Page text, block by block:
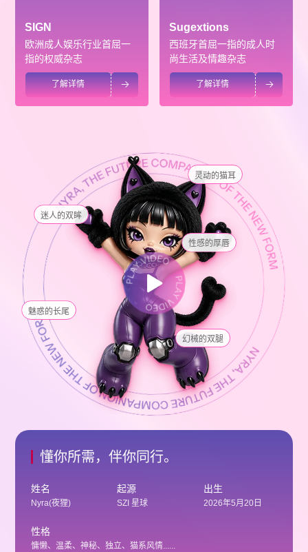
SIGN
欧洲成人娱乐行业首屈一
指的权威杂志
了解详情 
Sugextions
西班牙首屈一指的成人时
尚生活及情趣杂志
了解详情 
灵动的猫耳
迷人的双眸
性感的厚唇
魅惑的长尾
幻械的双腿

懂你所需，伴你同行。
姓名
Nyra(夜狸)
起源
SZI 星球
出生
2026年5月20日
性格
慵懒、温柔、神秘、独立、猫系风情......